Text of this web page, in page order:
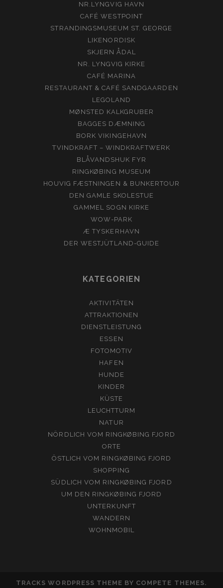
NR.LYNGVIG HAVN
CAFÉ WESTPOINT
STRANDINGSMUSEUM ST. GEORGE
LIKENORDISK
SKJERN ÅDAL
NR. LYNGVIG KIRKE
CAFÉ MARINA
RESTAURANT & CAFÉ SANDGAARDEN
LEGOLAND
MØNSTED KALKGRUBER
BAGGES DÆMNING
BORK VIKINGEHAVN
TVINDKRAFT – WINDKRAFTWERK
BLÅVANDSHUK FYR
RINGKØBING MUSEUM
HOUVIG FÆSTNINGEN & BUNKERTOUR
DEN GAMLE SKOLESTUE
GAMMEL SOGN KIRKE
WOW-PARK
Æ TYSKERHAVN
DER WESTJÜTLAND-GUIDE
KATEGORIEN
AKTIVITÄTEN
ATTRAKTIONEN
DIENSTLEISTUNG
ESSEN
FOTOMOTIV
HAFEN
HUNDE
KINDER
KÜSTE
LEUCHTTURM
NATUR
NÖRDLICH VOM RINGKØBING FJORD
ORTE
ÖSTLICH VOM RINGKØBING FJORD
SHOPPING
SÜDLICH VOM RINGKØBING FJORD
UM DEN RINGKØBING FJORD
UNTERKUNFT
WANDERN
WOHNMOBIL
TRACKS WORDPRESS THEME BY COMPETE THEMES.